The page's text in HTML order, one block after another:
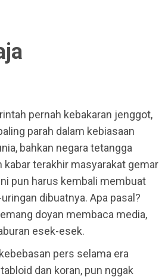
pernah kebakaran jenggot,
parah dalam kebiasaan
bahkan negara tetangga
terakhir masyarakat gemar
pun harus kembali membuat
dibuatnya. Apa pasal?
doyan membaca media,
esek-esek.
pers selama era
dan koran, pun nggak